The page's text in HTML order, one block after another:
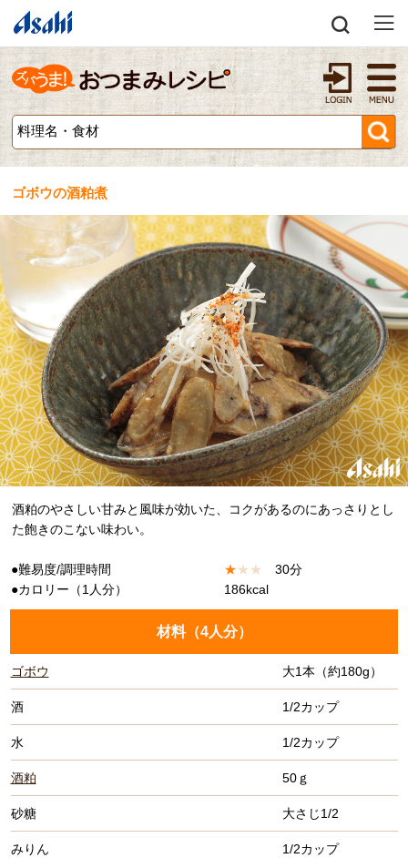
ゴボウの酒粕煮
酒粕のやさしい甘みと風味が効いた、コクがあるのにあっさりとし
た飽きのこない味わい。
●難易度/調理時間 ★★ ★
30分
●カロリー（1人分）
186kcal
材料（4人分）
ゴボウ 大1本（約180g）
酒 1/2カップ
水 1/2カップ
酒粕 50ｇ
砂糖 大さじ1/2
みりん 1/2カップ